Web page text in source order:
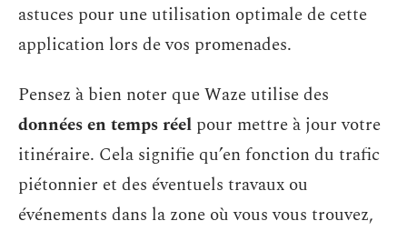
astuces pour une utilisation optimale de cette
application lors de vos promenades.
Pensez à bien noter que Waze utilise des
données en temps réel pour mettre à jour votre
itinéraire. Cela signifie qu’en fonction du trafic
piétonnier et des éventuels travaux ou
événements dans la zone où vous vous trouvez,